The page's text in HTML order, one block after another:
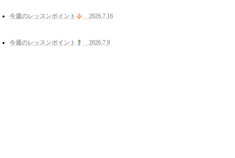
今週のレッスンポイント 2026.7.16
今週のレッスンポイント 2026.7.9